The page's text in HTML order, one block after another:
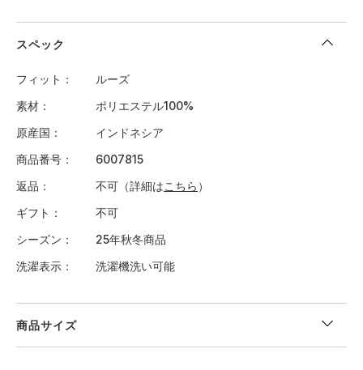
スペック
フィット
ルーズ
素材
ポリエステル100%
原産国
インドネシア
商品番号
6007815
返品
不可（詳細はこちら ）
ギフト
不可
シーズン
25年秋冬商品
洗濯表示
洗濯機洗い可能
商品サイズ